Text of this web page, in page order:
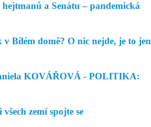
a Senátu – pandemická
Bílém domě? O nic nejde, je to jen
KOVÁŘOVÁ - POLITIKA:
zemí spojte se